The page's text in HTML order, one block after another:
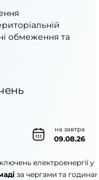
обмеження та
на завтра
09.08.26
електроенергії у
за чергами та